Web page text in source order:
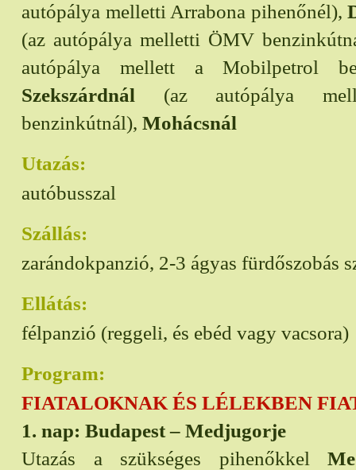
autópálya melletti Arrabona pihenőnél),
(az autópálya melletti ÖMV
autópálya mellett a Mobilpetrol
Szekszárdnál (az autópálya
benzinkútnál), Mohácsnál
Utazás:
autóbusszal
Szállás:
zarándokpanzió, 2-3 ágyas fürdőszobás
Ellátás:
félpanzió (reggeli, és ebéd vagy vacsora)
Program:
FIATALOKNAK ÉS LÉLEKBEN
1. nap: Budapest – Medjugorje
Utazás a szükséges pihenőkkel